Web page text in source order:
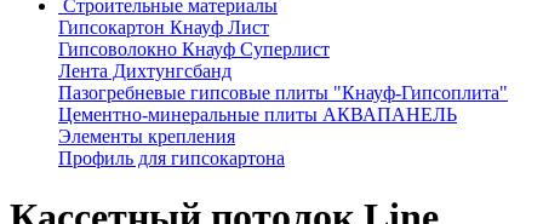
Строительные материалы
Гипсокартон Кнауф Лист
Гипсоволокно Кнауф Суперлист
Лента Дихтунгсбанд
Пазогребневые гипсовые плиты "Кнауф-Гипсоплита"
Цементно-минеральные плиты АКВАПАНЕЛЬ
Элементы крепления
Профиль для гипсокартона